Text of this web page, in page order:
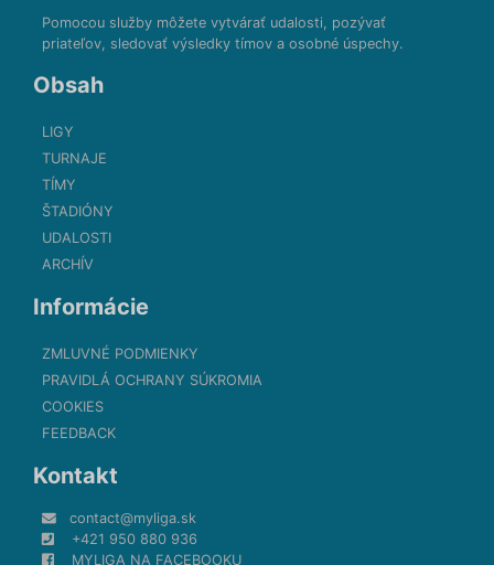
Pomocou služby môžete vytvárať udalosti, pozývať
priateľov, sledovať výsledky tímov a osobné úspechy.
Obsah
LIGY
TURNAJE
TÍMY
ŠTADIÓNY
UDALOSTI
ARCHÍV
Informácie
ZMLUVNÉ PODMIENKY
PRAVIDLÁ OCHRANY SÚKROMIA
COOKIES
FEEDBACK
Kontakt
contact@myliga.sk
+421 950 880 936
MYLIGA NA FACEBOOKU